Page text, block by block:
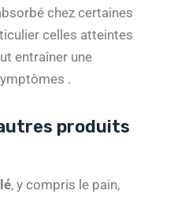
chez certaines
celles atteintes
entraîner une
.
produits
, y compris le pain,